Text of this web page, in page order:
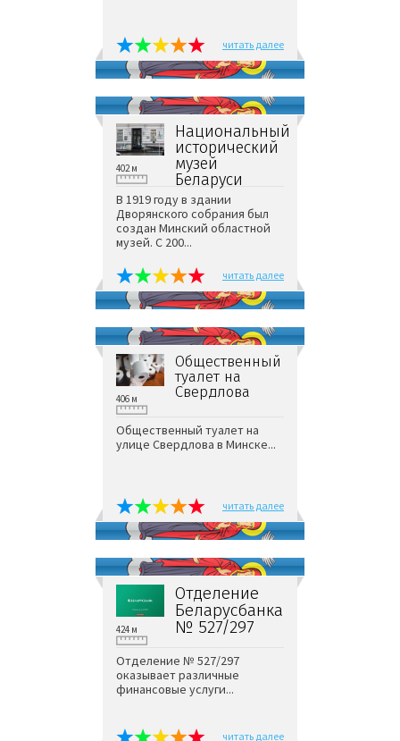
читать далее
Национальный
исторический
музей
Беларуси
402 м
В 1919 году в здании
Дворянского собрания был
создан Минский областной
музей. С 200...
читать далее
Общественный
туалет на
Свердлова
406 м
Общественный туалет на
улице Свердлова в Минске...
читать далее
Отделение
Беларусбанка
№ 527/297
424 м
Отделение № 527/297
оказывает различные
финансовые услуги...
читать далее